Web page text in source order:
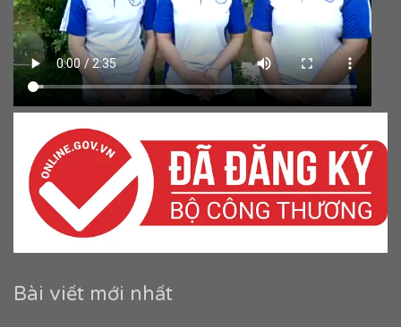
Bài viết mới nhất